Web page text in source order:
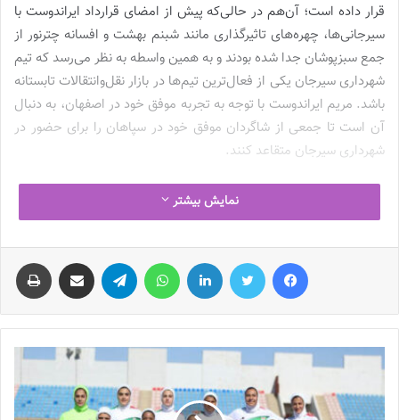
قرار داده است؛ آن‌هم در حالی‌که پیش از امضای قرارداد ایراندوست با
سیرجانی‌ها، چهره‌های تاثیرگذاری مانند شبنم بهشت و افسانه چترنور از
جمع سبزپوشان جدا شده بودند و به همین واسطه به نظر می‌رسد که تیم
شهرداری سیرجان یکی از فعال‌ترین تیم‌ها در بازار نقل‌وانتقالات تابستانه
باشد. مریم ایراندوست با توجه به تجربه موفق خود در اصفهان، به دنبال
آن است تا جمعی از شاگردان موفق خود در سپاهان را برای حضور در
شهرداری سیرجان متقاعد کنند.
ملیکا متولی، سارا ظهرابی‌نیا، رقیه شهبازی، رقیه جلال‌نسب، فروغ موری
و فهمیه ارزانی از جمله بازیکنانی هستند که حضورشان در تیم شهرداری
سیرجان برای فصل آینده قطعی شده و مریم ایراندوست از مدیران
شهرداری سیرجانخواسته تا با زهره کودایی، ثنا صادقی، مرضیه
نیکخواه، فاطمه عادلی، ملیکا محمدی، محدثه زلفی و رکسانا معصومی
هم مذاکرات خود را انجام بدهند که توافق با ستاره‌هایی مانند کودایی و
صادقی می‌تواند ترکیب شهرداری سیرجان برای فصل آینده را پرستاره‌تر از
همیشه کند.
ایراندوست قصد دارد تا در کنار جذب ستاره‌های نام‌آشنا، پیش از آنکه
نمایش بیشتر